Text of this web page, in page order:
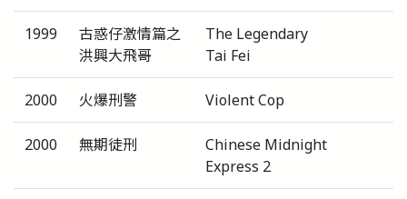
1999
古惑仔激情篇之
洪興大飛哥
The Legendary
Tai Fei
2000 火爆刑警 Violent Cop
2000 無期徒刑
Chinese Midnight
Express 2